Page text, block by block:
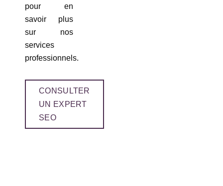
pour en
savoir plus
sur nos
services
professionnels.
CONSULTER
UN EXPERT
SEO